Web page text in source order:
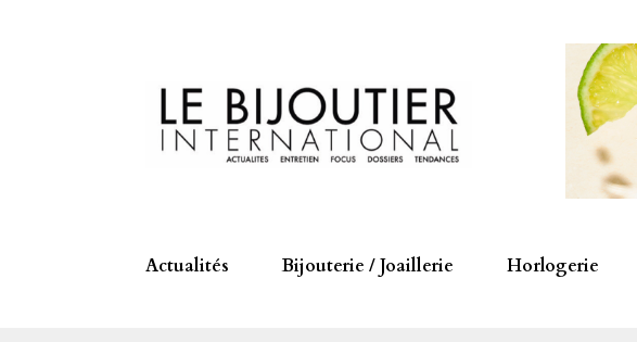
Actualités Bijouterie / Joaillerie Horlogerie